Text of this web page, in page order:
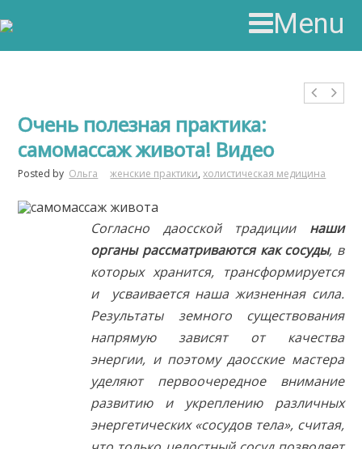
Menu
Очень полезная практика:
самомассаж живота! Видео
Posted by Ольга женские практики,холистическая медицина
Согласно даосской традиции наши
органы рассматриваются как сосуды, в
которых хранится, трансформируется
и усваивается наша жизненная сила.
Результаты земного существования
напрямую зависят от качества
энергии, и поэтому даосские мастера
уделяют первоочередное внимание
развитию и укреплению различных
энергетических «сосудов тела», считая,